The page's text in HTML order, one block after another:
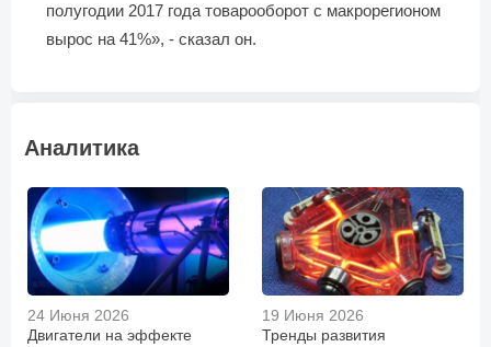
полугодии 2017 года товарооборот с макрорегионом
вырос на 41%», - сказал он.
Аналитика
24 Июня 2026
Двигатели на эффекте
19 Июня 2026
Тренды развития